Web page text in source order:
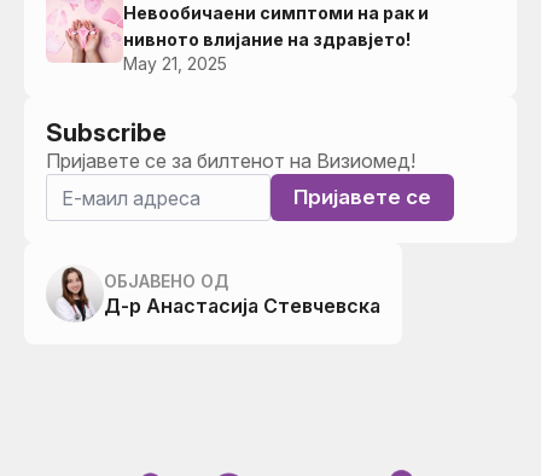
Невообичаени симптоми на рак и
нивното влијание на здравјето!
May 21, 2025
Subscribe
Пријавете се за билтенот на Визиомед!
Пријавете се
ОБЈАВЕНО ОД
Д-р Анастасија Стевчевска